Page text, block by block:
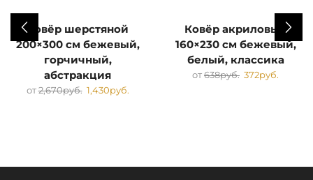
Ковёр шерстяной
200×300 см бежевый,
горчичный,
абстракция
от2,670руб. 1,430руб.
Ковёр акриловый
160×230 см бежевый,
белый, классика
от638руб. 372руб.